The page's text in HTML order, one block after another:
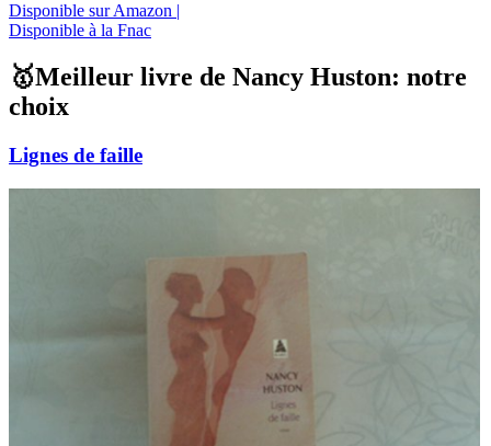
Disponible sur Amazon |
Disponible à la Fnac
🥇Meilleur livre de Nancy Huston: notre
choix
Lignes de faille